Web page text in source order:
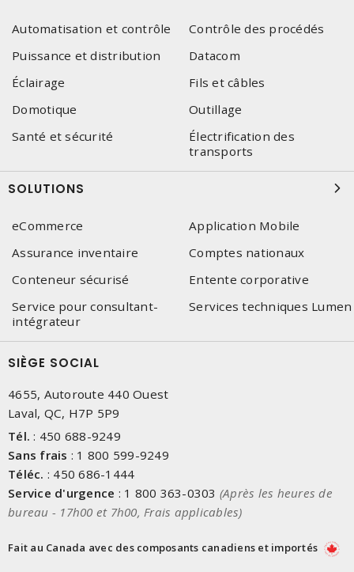
Automatisation et contrôle
Contrôle des procédés
Puissance et distribution
Datacom
Éclairage
Fils et câbles
Domotique
Outillage
Santé et sécurité
Électrification des
transports
SOLUTIONS
eCommerce
Application Mobile
Assurance inventaire
Comptes nationaux
Conteneur sécurisé
Entente corporative
Service pour consultant-
intégrateur
Services techniques Lumen
SIÈGE SOCIAL
4655, Autoroute 440 Ouest
Laval, QC, H7P 5P9
Tél. : 450 688-9249
Sans frais : 1 800 599-9249
Téléc. : 450 686-1444
Service d'urgence : 1 800 363-0303 (Après les heures de
bureau - 17h00 et 7h00, Frais applicables)
Fait au Canada avec des composants canadiens et importés